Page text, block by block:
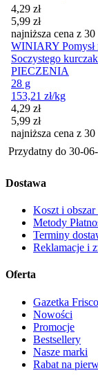
Cena promocyjna
4,29 zł
5,99 zł
najniższa cena z
WINIARY Pomysł
Soczystego
PIECZENIA
28 g
153,21 zł/kg
Cena promocyjna
4,29 zł
5,99 zł
najniższa cena z
Przydatny do 30-
Dostawa
Koszt i
Metody
Terminy
Reklamacje i
Oferta
Gazetka Frisco
Nowości
Promocje
Bestsellery
Nasze marki
Rabat na